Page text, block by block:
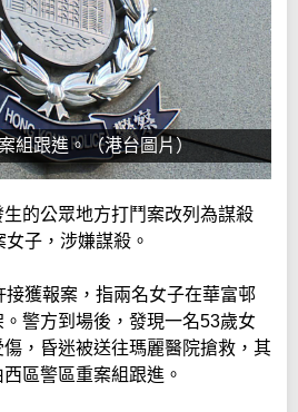
組跟進。（港台圖片）
的公眾地方打鬥案改列為謀殺
子，涉嫌謀殺。
獲報案，指兩名女子在華富邨
警方到場後，發現一名53歲女
，昏迷被送往瑪麗醫院搶救，其
區警區重案組跟進。